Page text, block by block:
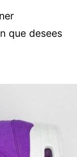
que desees